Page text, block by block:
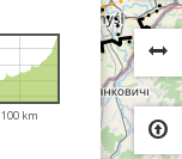
100 km